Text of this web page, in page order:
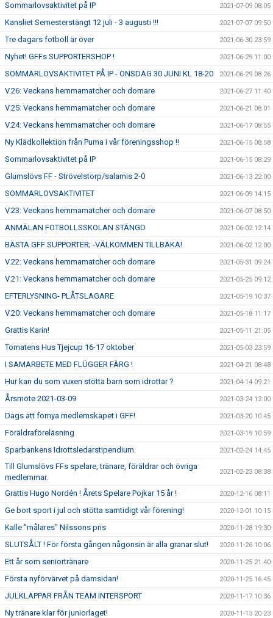
Sommarlovsaktivitet på IP 2021-07-09 08:05
Kansliet Semesterstängt 12 juli - 3 augusti !!! 2021-07-07 09:50
Tre dagars fotboll är över 2021-06-30 23:59
Nyhet! GFFs SUPPORTERSHOP ! 2021-06-29 11:00
SOMMARLOVSAKTIVITET PÅ IP - ONSDAG 30 JUNI KL 18-20 2021-06-29 08:26
V.26: Veckans hemmamatcher och domare 2021-06-27 11:40
V.25: Veckans hemmamatcher och domare 2021-06-21 08:01
V.24: Veckans hemmamatcher och domare 2021-06-17 08:55
Ny Klädkollektion från Puma i vår föreningsshop !! 2021-06-15 08:58
Sommarlovsaktivitet på IP 2021-06-15 08:29
Glumslövs FF - Strövelstorp/salamis 2-0 2021-06-13 22:00
SOMMARLOVSAKTIVITET 2021-06-09 14:15
V.23: Veckans hemmamatcher och domare 2021-06-07 08:50
ANMÄLAN FOTBOLLSSKOLAN STÄNGD 2021-06-02 12:14
BÄSTA GFF SUPPORTER; -VÄLKOMMEN TILLBAKA! 2021-06-02 12:00
V.22: Veckans hemmamatcher och domare 2021-05-31 09:24
V.21: Veckans hemmamatcher och domare 2021-05-25 09:12
EFTERLYSNING- PLÅTSLAGARE 2021-05-19 10:37
V.20: Veckans hemmamatcher och domare 2021-05-18 11:17
Grattis Karin! 2021-05-11 21:05
Tomatens Hus Tjejcup 16-17 oktober 2021-05-03 23:59
I SAMARBETE MED FLÜGGER FÄRG ! 2021-04-21 08:48
Hur kan du som vuxen stötta barn som idrottar ? 2021-04-14 09:21
Årsmöte 2021-03-09 2021-03-24 12:00
Dags att förnya medlemskapet i GFF! 2021-03-20 10:45
Föräldraföreläsning 2021-03-19 10:59
Sparbankens Idrottsledarstipendium. 2021-02-24 14:45
Till Glumslövs FFs spelare, tränare, föräldrar och övriga
medlemmar.
2021-02-23 08:38
Grattis Hugo Nordén ! Årets Spelare Pojkar 15 år ! 2020-12-16 08:11
Ge bort sport i jul och stötta samtidigt vår förening! 2020-12-01 10:15
Kalle "målares" Nilssons pris 2020-11-28 19:30
SLUTSÅLT ! För första gången någonsin är alla granar slut! 2020-11-26 10:06
Ett år som seniortränare 2020-11-25 21:40
Första nyförvärvet på damsidan! 2020-11-25 16:45
JULKLAPPAR FRÅN TEAM INTERSPORT 2020-11-17 10:36
Ny tränare klar för juniorlaget! 2020-11-13 20:23